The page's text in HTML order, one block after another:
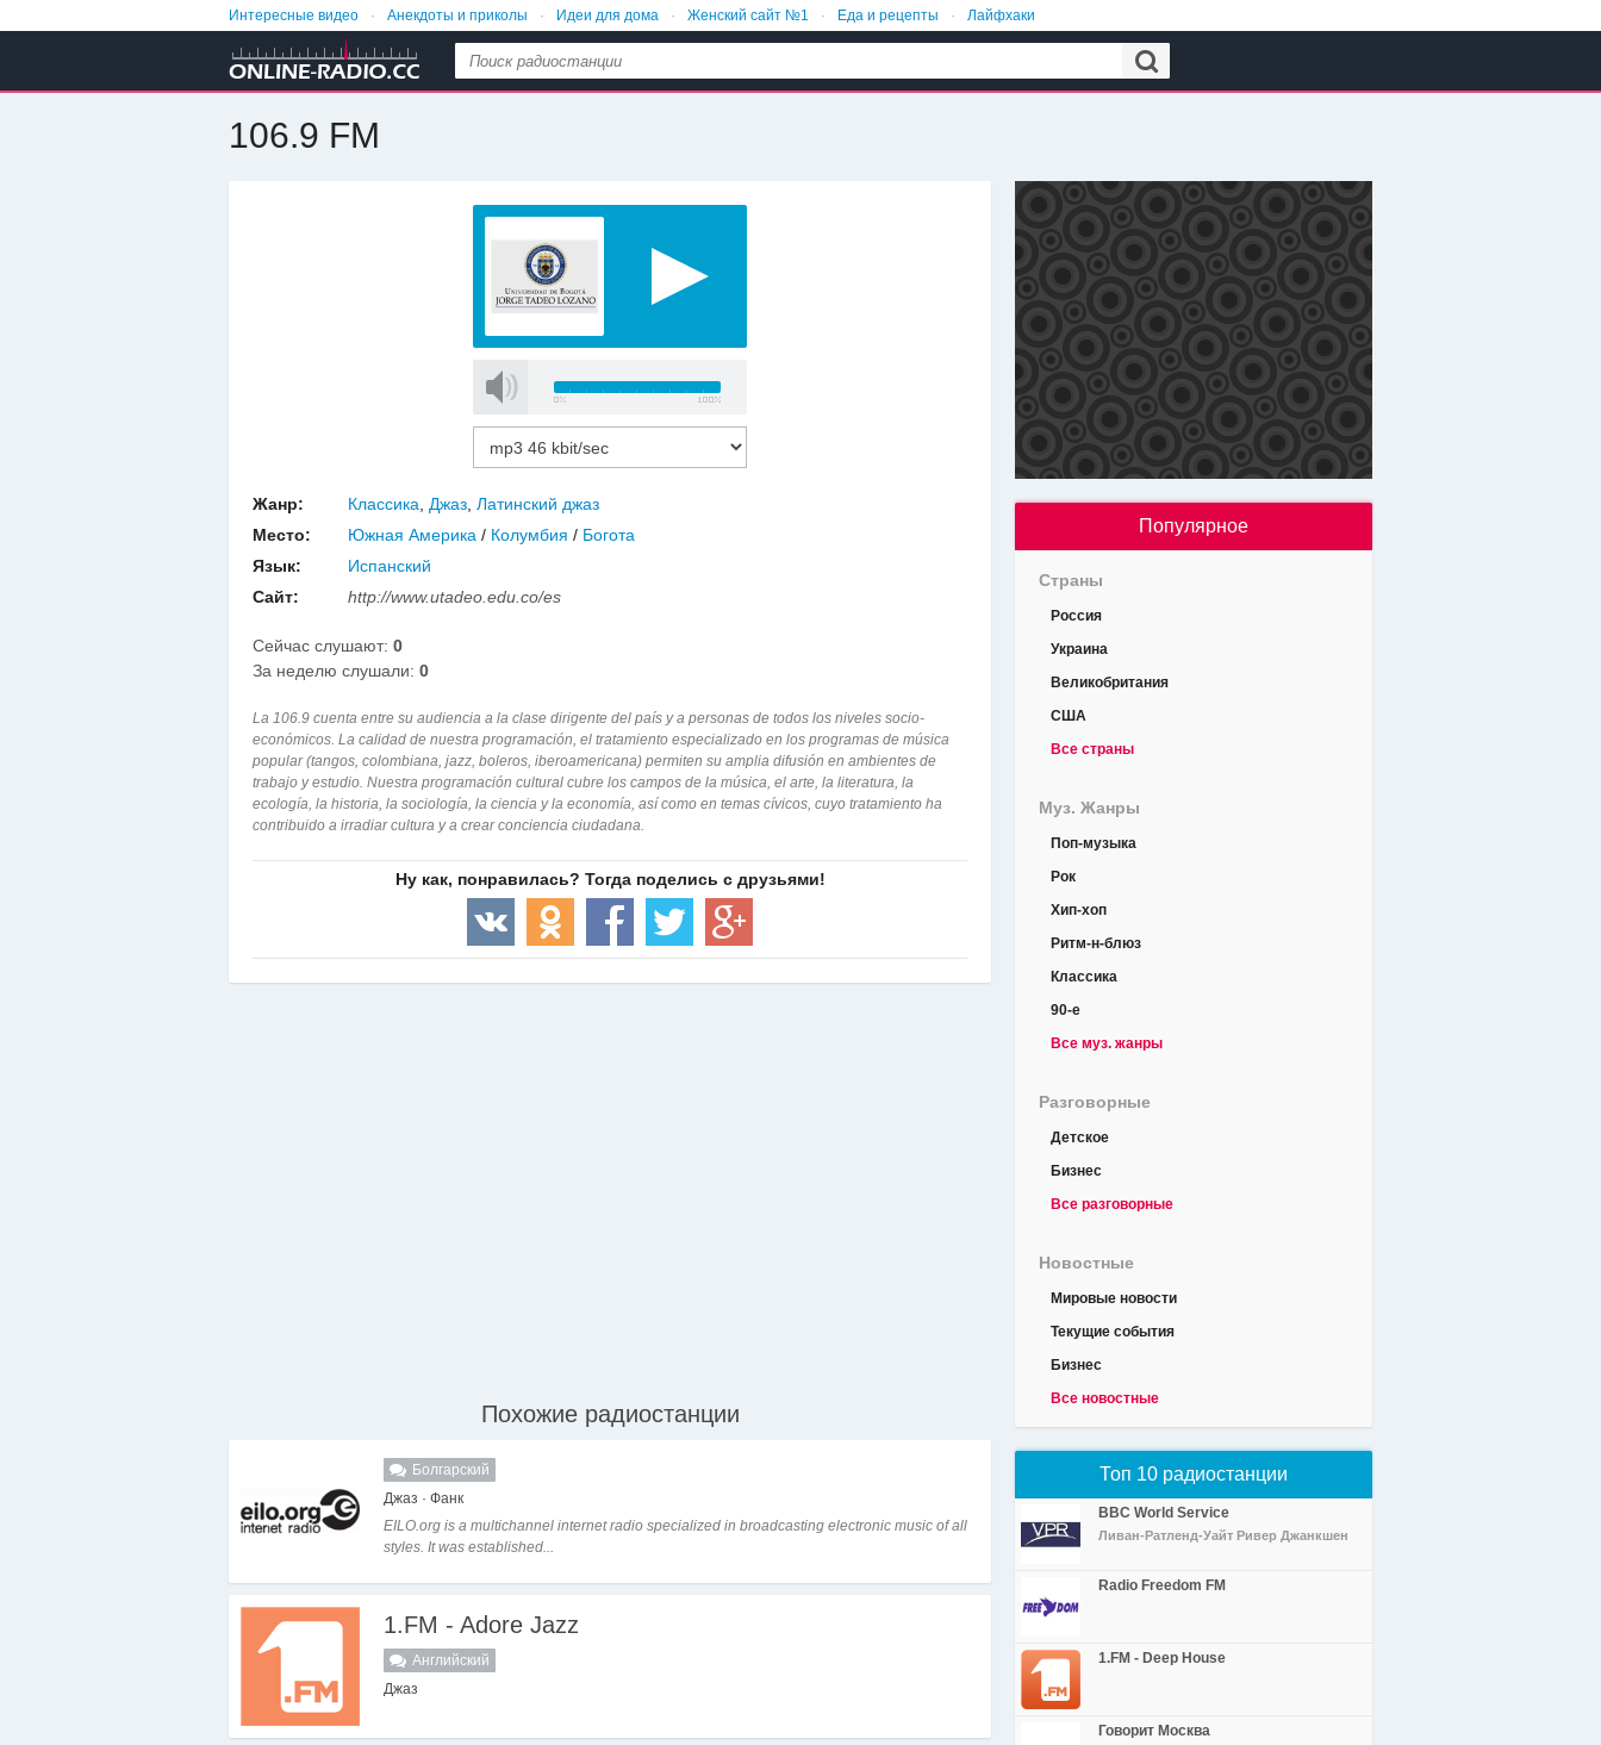
Интересные видео Анекдоты и приколы Идеи для дома Женский сайт №1 Еда и рецепты Лайфхаки
106.9 FM
Жанр: Классика Джаз Латинский джаз
Место:
Южная Америка / Колумбия / Богота
Язык:
Испанский
Сайт:
http://www.utadeo.edu.co/es
Сейчас слушают: 0
За неделю слушали: 0
La 106.9 cuenta entre su audiencia a la clase dirigente del país y a personas de todos los niveles socio-
económicos. La calidad de nuestra programación, el tratamiento especializado en los programas de música
popular (tangos, colombiana, jazz, boleros, iberoamericana) permiten su amplia difusión en ambientes de
trabajo y estudio. Nuestra programación cultural cubre los campos de la música, el arte, la literatura, la
ecología, la historia, la sociología, la ciencia y la economía, así como en temas cívicos, cuyo tratamiento ha
contribuido a irradiar cultura y a crear conciencia ciudadana.
Похожие радиостанции
Болгарский
Джаз · Фанк
EILO.org is a multichannel internet radio specialized in broadcasting electronic music of all
styles. It was established...
1.FM - Adore Jazz
Английский
Джаз
Популярное
Страны
Россия
Украина
Великобритания
США
Все страны
Муз. Жанры
Поп-музыка
Рок
Хип-хоп
Ритм-н-блюз
Классика
90-е
Все муз. жанры
Разговорные
Детское
Бизнес
Все разговорные
Новостные
Мировые новости
Текущие события
Бизнес
Все новостные
Топ 10 радиостанции
BBC World Service
Ливан-Ратленд-Уайт Ривер Джанкшен
Radio Freedom FM
1.FM - Deep House
Говорит Москва